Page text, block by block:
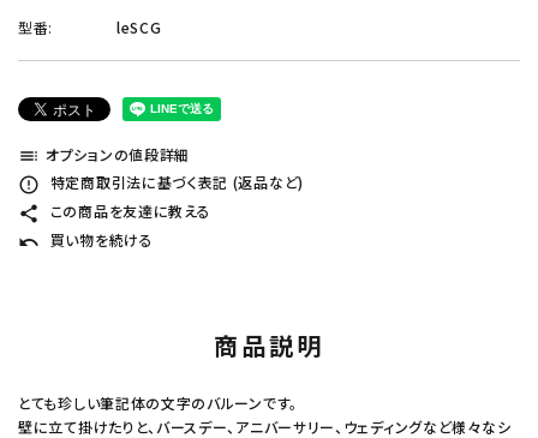
型番: leSCG
toc オプションの値段詳細
error_outline 特定商取引法に基づく表記 (返品など)
share この商品を友達に教える
undo 買い物を続ける
商品説明
とても珍しい筆記体の文字のバルーンです。
壁に立て掛けたりと、バースデー、アニバーサリー、ウェディングなど様々なシ